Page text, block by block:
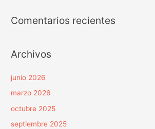
Comentarios recientes
Archivos
junio 2026
marzo 2026
octubre 2025
septiembre 2025